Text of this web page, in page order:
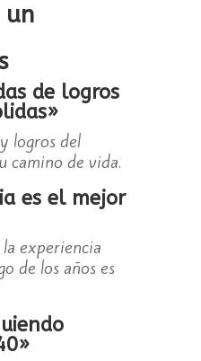
un
de logros
logros del
camino de vida.
es el mejor
experiencia
de los años es